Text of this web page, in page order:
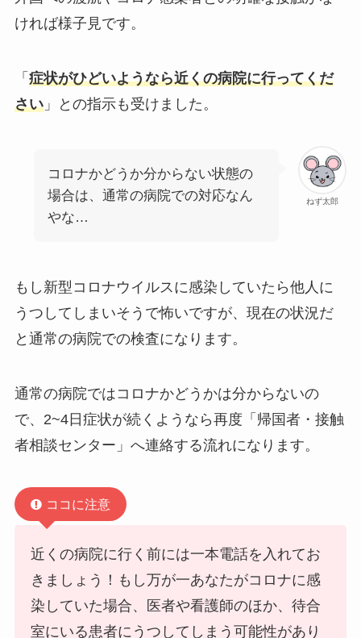
ければ様子見です。
「 症状がひどいようなら近くの病院に行ってくだ
さい」との指示も受けました。
ねず太郎
コロナかどうか分からない状態の
場合は、通常の病院での対応なん
やな…
もし新型コロナウイルスに感染していたら他人に
うつしてしまいそうで怖いですが、現在の状況だ
と通常の病院での検査になります。
通常の病院ではコロナかどうかは分からないの
で、2~4日症状が続くようなら再度「帰国者・接触
者相談センター」へ連絡する流れになります。
ココに注意
近くの病院に行く前には一本電話を入れてお
きましょう！もし万が一あなたがコロナに感
染していた場合、医者や看護師のほか、待合
室にいる患者にうつしてしまう可能性があり